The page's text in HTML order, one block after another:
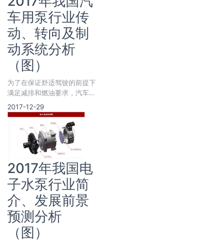
车用泵行业传
动、转向及制
动系统分析
（图）
为了在保证舒适驾驶的前提下
满足减排和燃油要求，汽车零
部件供应商给出的金沙下载送
彩金的解决方案一是滑行功
能，二是起停功能。
2017-12-29
2017年我国电
子水泵行业简
介、发展前景
预测分析
（图）